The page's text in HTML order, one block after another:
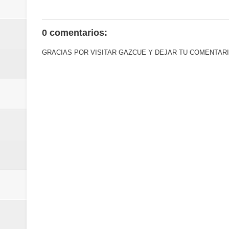
0 comentarios:
GRACIAS POR VISITAR GAZCUE Y DEJAR TU